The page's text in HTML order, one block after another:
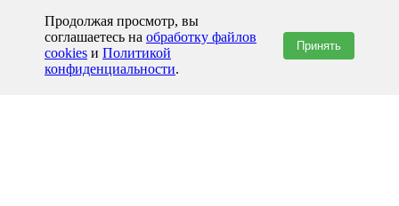
Продолжая просмотр, вы
соглашаетесь на обработку файлов
cookies и Политикой
конфиденциальности.
Принять